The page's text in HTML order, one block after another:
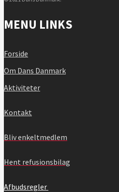
MENU LINKS
Forside
Om Dans Danmark
Aktiviteter
Kontakt
Bliv enkeltmedlem
Hent refusionsbilag
Afbudsregler